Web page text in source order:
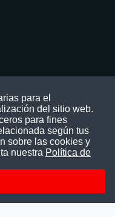
para el
del sitio web.
para fines
según tus
sobre las cookies y
nuestra Política de